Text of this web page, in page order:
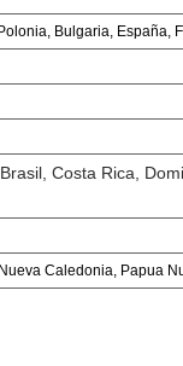
Bulgaria, España,
Costa Rica,
Caledonia, Papua